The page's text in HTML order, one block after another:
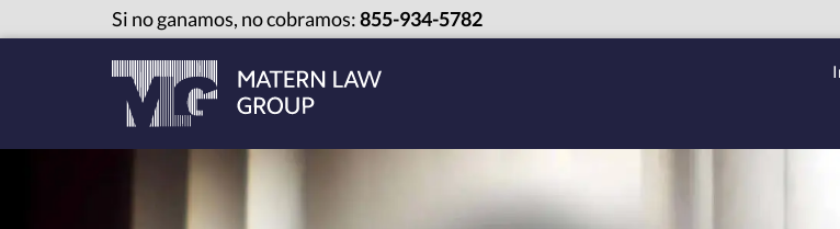
Si no ganamos, no cobramos:855-934-5782